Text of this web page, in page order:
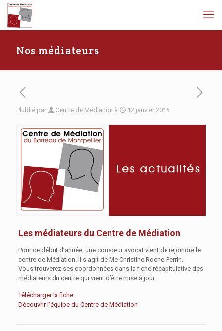
Nos médiateurs
Plublié par Centre de Médiation à 12 janvier 2016
Les médiateurs du Centre de Médiation
Pour ce début d’année, une consœur avocat vient de rejoindre le
centre de Médiation. Il s’agit de Me Christine Roche-Perrin.
Vous trouverez ses coordonnées dans la fiche récapitulative des
médiateurs du centre qui vient d’être mise à jour.
Télécharger la fiche
Découvrir l’équipe du Centre de Médiation